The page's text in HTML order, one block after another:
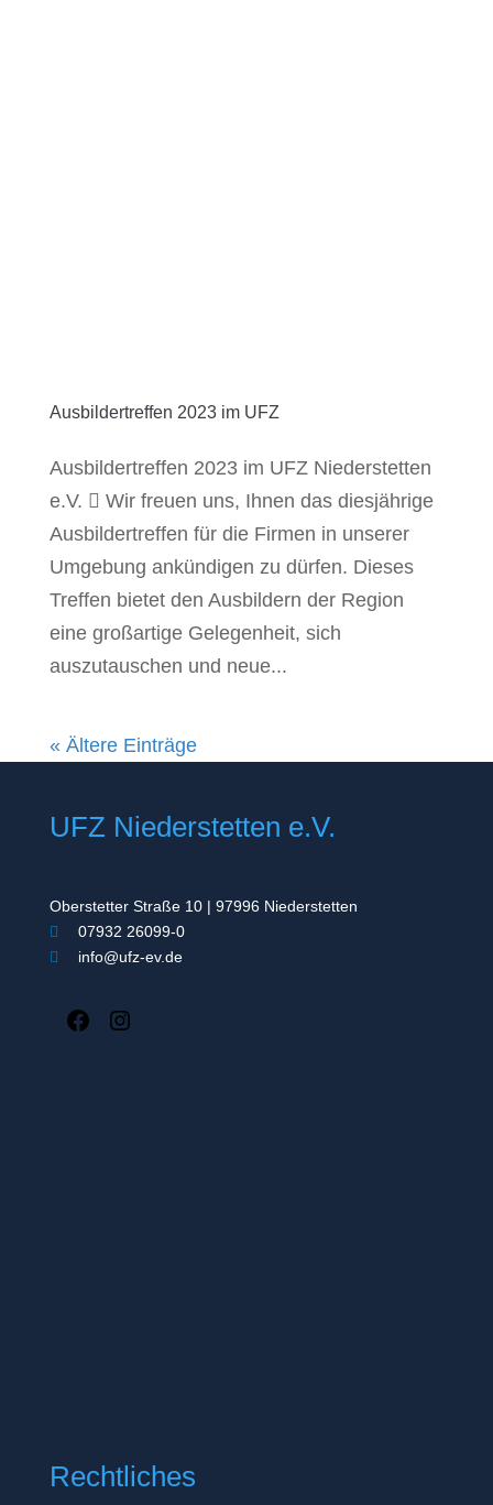
Ausbildertreffen 2023 im UFZ
Ausbildertreffen 2023 im UFZ Niederstetten
e.V.  Wir freuen uns, Ihnen das diesjährige
Ausbildertreffen für die Firmen in unserer
Umgebung ankündigen zu dürfen. Dieses
Treffen bietet den Ausbildern der Region
eine großartige Gelegenheit, sich
auszutauschen und neue...
« Ältere Einträge
UFZ Niederstetten e.V.
Oberstetter Straße 10 | 97996 Niederstetten
07932 26099-0
info@ufz-ev.de
Facebook
Rechtliches